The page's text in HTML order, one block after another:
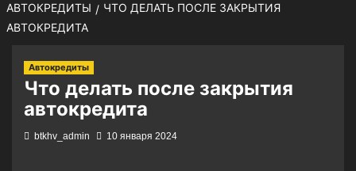
АВТОКРЕДИТЫ
ЧТО ДЕЛАТЬ ПОСЛЕ ЗАКРЫТИЯ
АВТОКРЕДИТА
Автокредиты
Что делать после закрытия
автокредита
btkhv_admin 10 января 2024